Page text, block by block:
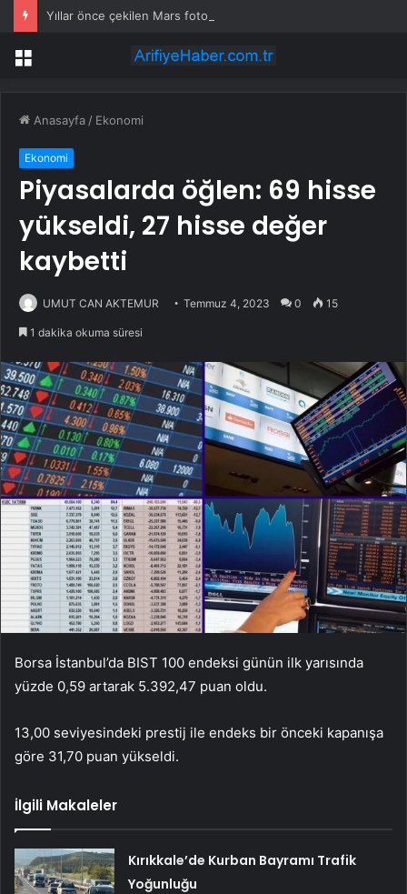
Menü
Anasayfa / Ekonomi
Ekonomi
Piyasalarda öğlen: 69 hisse
yükseldi, 27 hisse değer
kaybetti
UMUT CAN AKTEMUR Temmuz 4, 2023 0 15
1 dakika okuma süresi
Borsa İstanbul’da BIST 100 endeksi günün ilk yarısında
yüzde 0,59 artarak 5.392,47 puan oldu.
13,00 seviyesindeki prestij ile endeks bir önceki kapanışa
göre 31,70 puan yükseldi.
İlgili Makaleler
Kırıkkale’de Kurban Bayramı Trafik
Yoğunluğu